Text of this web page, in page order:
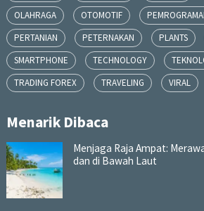
OLAHRAGA
OTOMOTIF
PERTANIAN
PETERNAKAN PLANTS
SMARTPHONE
TECHNOLOGY
TRADING FOREX
TRAVELING VIRAL
Menarik Dibaca
Menjaga Raja Ampat:
dan di Bawah Laut